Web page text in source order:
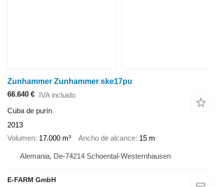
Zunhammer Zunhammer ske17pu
66.640 € IVA incluido
Cuba de purín
2013
Volumen 17.000 m³ Ancho de alcance 15 m
Alemania, De-74214 Schoental-Westernhausen
E-FARM GmbH